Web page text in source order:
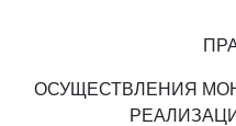
ОСУЩЕСТВЛЕНИЯ